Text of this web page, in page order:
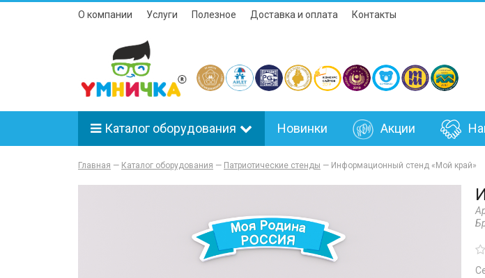
О компании Услуги Полезное Доставка и оплата Контакты
Каталог оборудования Новинки Акции
Главная — Каталог оборудования — Патриотические стенды — Информационный стенд «Мой край»